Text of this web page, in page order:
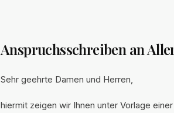
Anspruchsschreiben an
Sehr geehrte Damen und Herren,
hiermit zeigen wir Ihnen unter Vorlage